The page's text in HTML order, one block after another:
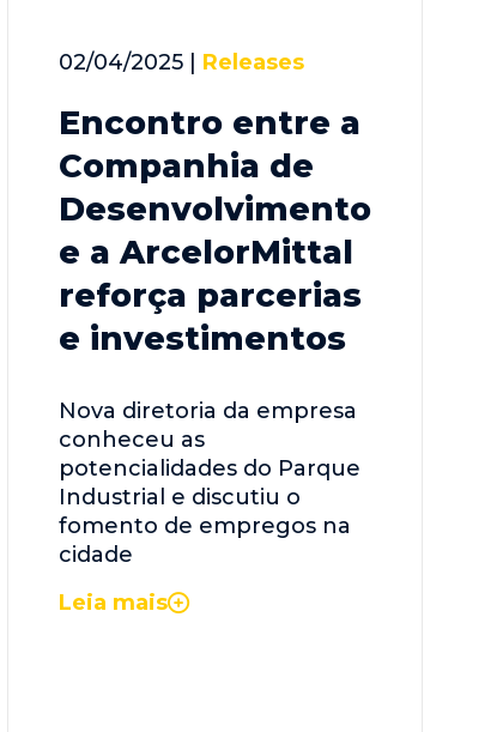
02/04/2025 | Releases
Encontro entre a
Companhia de
Desenvolvimento
e a ArcelorMittal
reforça parcerias
e investimentos
Nova diretoria da empresa
conheceu as
potencialidades do Parque
Industrial e discutiu o
fomento de empregos na
cidade
Leia mais